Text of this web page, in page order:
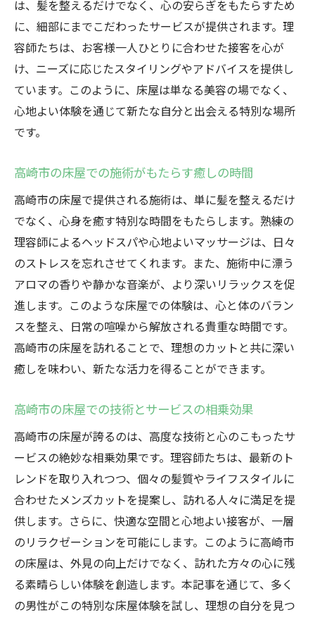
は、髪を整えるだけでなく、心の安らぎをもたらすため
に、細部にまでこだわったサービスが提供されます。理
容師たちは、お客様一人ひとりに合わせた接客を心が
け、ニーズに応じたスタイリングやアドバイスを提供し
ています。このように、床屋は単なる美容の場でなく、
心地よい体験を通じて新たな自分と出会える特別な場所
です。
高崎市の床屋での施術がもたらす癒しの時間
高崎市の床屋で提供される施術は、単に髪を整えるだけ
でなく、心身を癒す特別な時間をもたらします。熟練の
理容師によるヘッドスパや心地よいマッサージは、日々
のストレスを忘れさせてくれます。また、施術中に漂う
アロマの香りや静かな音楽が、より深いリラックスを促
進します。このような床屋での体験は、心と体のバラン
スを整え、日常の喧噪から解放される貴重な時間です。
高崎市の床屋を訪れることで、理想のカットと共に深い
癒しを味わい、新たな活力を得ることができます。
高崎市の床屋での技術とサービスの相乗効果
高崎市の床屋が誇るのは、高度な技術と心のこもったサ
ービスの絶妙な相乗効果です。理容師たちは、最新のト
レンドを取り入れつつ、個々の髪質やライフスタイルに
合わせたメンズカットを提案し、訪れる人々に満足を提
供します。さらに、快適な空間と心地よい接客が、一層
のリラクゼーションを可能にします。このように高崎市
の床屋は、外見の向上だけでなく、訪れた方々の心に残
る素晴らしい体験を創造します。本記事を通じて、多く
の男性がこの特別な床屋体験を試し、理想の自分を見つ